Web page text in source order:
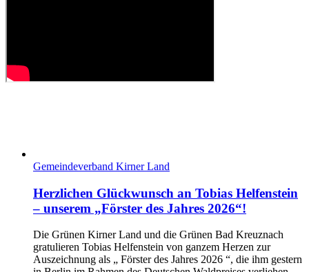
Gemeindeverband Kirner Land
Herzlichen Glückwunsch an Tobias Helfenstein
– unserem „Förster des Jahres 2026“!
Die Grünen Kirner Land und die Grünen Bad Kreuznach
gratulieren Tobias Helfenstein von ganzem Herzen zur
Auszeichnung als „ Förster des Jahres 2026 “, die ihm gestern